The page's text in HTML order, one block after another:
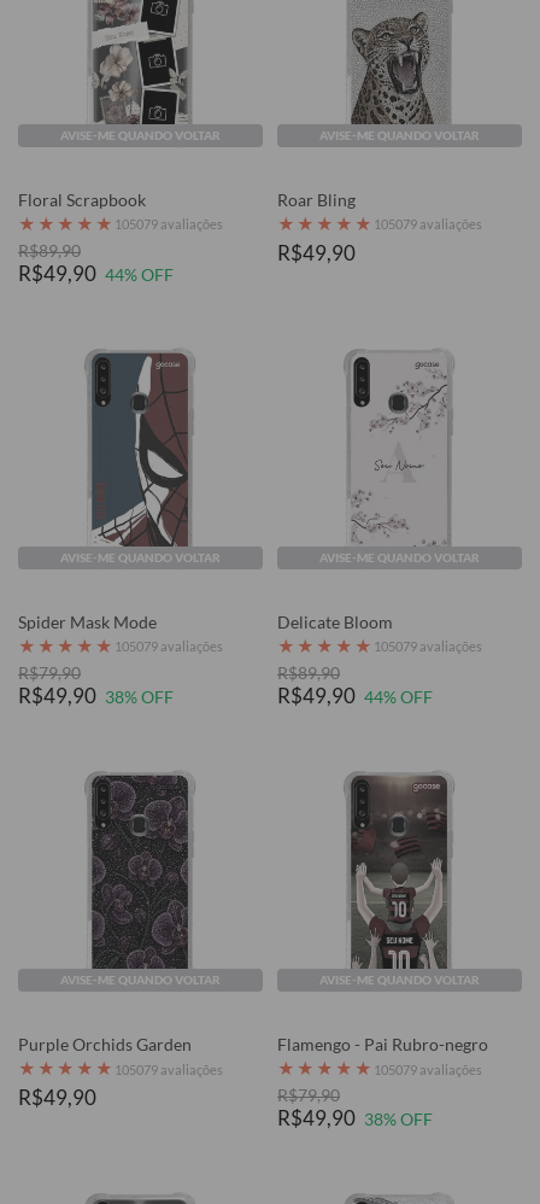
AVISE-ME QUANDO VOLTAR
Floral Scrapbook
★ ★ ★ ★ ★ 105079 avaliações
R$89,90
R$49,90 44% OFF
AVISE-ME QUANDO VOLTAR
Roar Bling
★ ★ ★ ★ ★ 105079 avaliações
R$49,90
AVISE-ME QUANDO VOLTAR
Spider Mask Mode
★ ★ ★ ★ ★ 105079 avaliações
R$79,90
R$49,90 38% OFF
AVISE-ME QUANDO VOLTAR
Delicate Bloom
★ ★ ★ ★ ★ 105079 avaliações
R$89,90
R$49,90 44% OFF
AVISE-ME QUANDO VOLTAR
Purple Orchids Garden
★ ★ ★ ★ ★ 105079 avaliações
R$49,90
AVISE-ME QUANDO VOLTAR
Flamengo - Pai Rubro-negro
★ ★ ★ ★ ★ 105079 avaliações
R$79,90
R$49,90 38% OFF